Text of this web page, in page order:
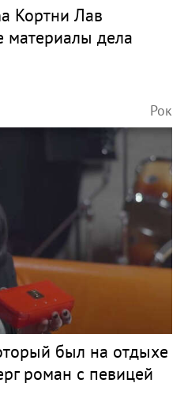
Кортни Лав
материалы дела
Рок
был на отдыхе
роман с певицей